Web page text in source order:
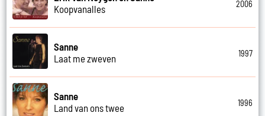
Koopvanalles
2006
Sanne
Laat me zweven
1997
Sanne
Land van ons twee
1996